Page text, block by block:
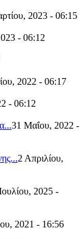
2023 - 06:15
- 06:12
2022 - 06:17
- 06:12
31 Μαΐου, 2022 -
2 Απριλίου,
2025 -
2021 - 16:56